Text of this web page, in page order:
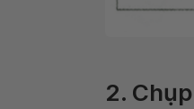
2.